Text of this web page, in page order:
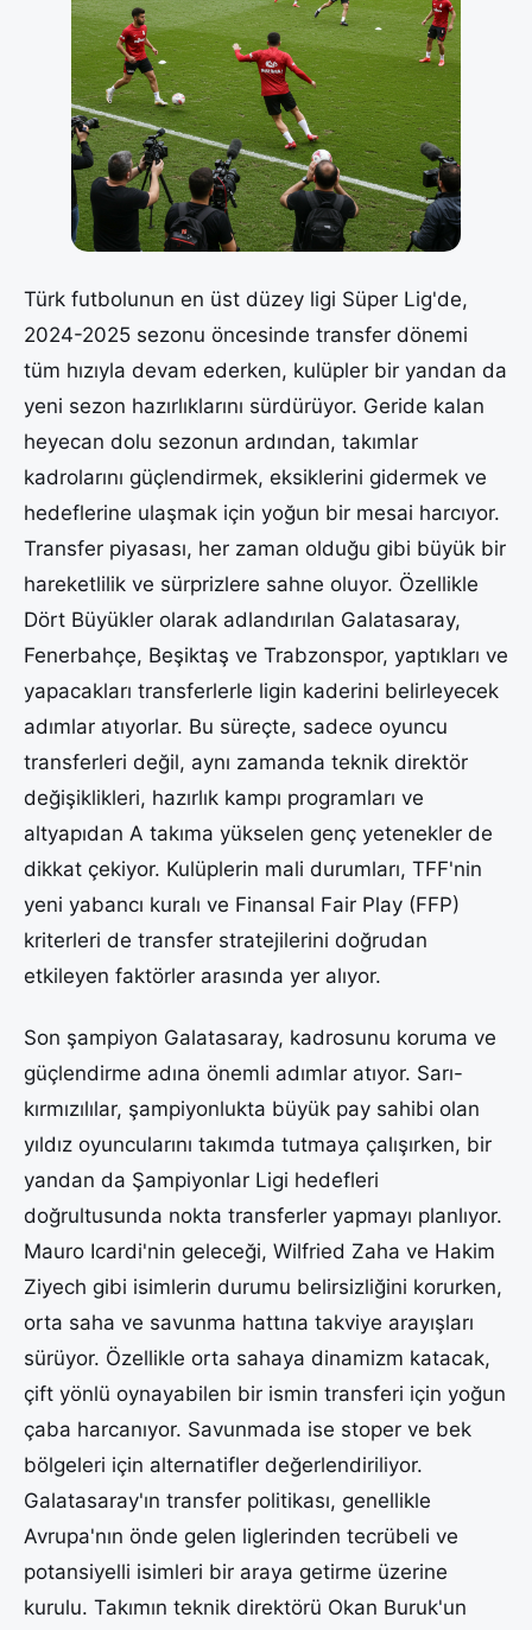
Türk futbolunun en üst düzey ligi Süper Lig'de,
2024-2025 sezonu öncesinde transfer dönemi
tüm hızıyla devam ederken, kulüpler bir yandan da
yeni sezon hazırlıklarını sürdürüyor. Geride kalan
heyecan dolu sezonun ardından, takımlar
kadrolarını güçlendirmek, eksiklerini gidermek ve
hedeflerine ulaşmak için yoğun bir mesai harcıyor.
Transfer piyasası, her zaman olduğu gibi büyük bir
hareketlilik ve sürprizlere sahne oluyor. Özellikle
Dört Büyükler olarak adlandırılan Galatasaray,
Fenerbahçe, Beşiktaş ve Trabzonspor, yaptıkları ve
yapacakları transferlerle ligin kaderini belirleyecek
adımlar atıyorlar. Bu süreçte, sadece oyuncu
transferleri değil, aynı zamanda teknik direktör
değişiklikleri, hazırlık kampı programları ve
altyapıdan A takıma yükselen genç yetenekler de
dikkat çekiyor. Kulüplerin mali durumları, TFF'nin
yeni yabancı kuralı ve Finansal Fair Play (FFP)
kriterleri de transfer stratejilerini doğrudan
etkileyen faktörler arasında yer alıyor.
Son şampiyon Galatasaray, kadrosunu koruma ve
güçlendirme adına önemli adımlar atıyor. Sarı-
kırmızılılar, şampiyonlukta büyük pay sahibi olan
yıldız oyuncularını takımda tutmaya çalışırken, bir
yandan da Şampiyonlar Ligi hedefleri
doğrultusunda nokta transferler yapmayı planlıyor.
Mauro Icardi'nin geleceği, Wilfried Zaha ve Hakim
Ziyech gibi isimlerin durumu belirsizliğini korurken,
orta saha ve savunma hattına takviye arayışları
sürüyor. Özellikle orta sahaya dinamizm katacak,
çift yönlü oynayabilen bir ismin transferi için yoğun
çaba harcanıyor. Savunmada ise stoper ve bek
bölgeleri için alternatifler değerlendiriliyor.
Galatasaray'ın transfer politikası, genellikle
Avrupa'nın önde gelen liglerinden tecrübeli ve
potansiyelli isimleri bir araya getirme üzerine
kurulu. Takımın teknik direktörü Okan Buruk'un